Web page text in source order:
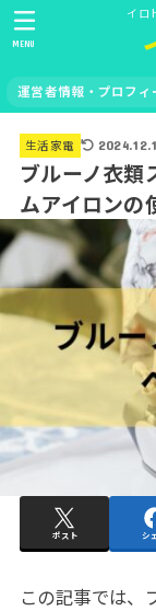
イロ
運営者情報・プロフィ
MENU
生活家電
ブルーノ衣類
ムアイロンの
ポスト シ
この記事では、